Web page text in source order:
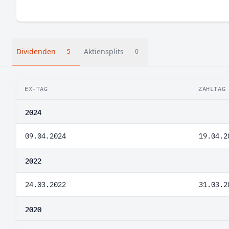
Dividenden 5 Aktiensplits 0
EX-TAG ZAHLTAG
2024
09.04.2024
2022
24.03.2022
2020